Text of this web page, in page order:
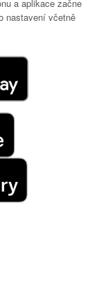
a aplikace začne
nastavení včetně